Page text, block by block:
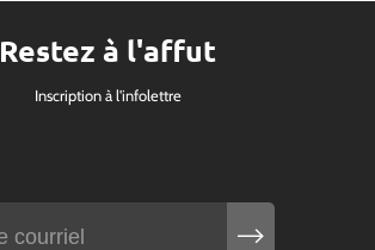
Restez à l'affut
Inscription à l'infolettre